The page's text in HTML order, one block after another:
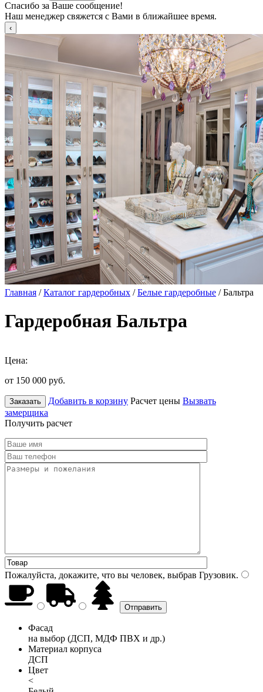
Спасибо за Ваше сообщение!
Наш менеджер свяжется с Вами в ближайшее время.
Главная /Каталог гардеробных /Белые гардеробные / Бальтра
Гардеробная Бальтра
Цена:
от 150 000 руб.
Заказать Добавить в корзину Расчет цены Вызвать
замерщика
Получить расчет
Пожалуйста, докажите, что вы человек, выбрав Грузовик.
Фасад
на выбор (ДСП, МДФ ПВХ и др.)
Материал корпуса
ДСП
Цвет
<